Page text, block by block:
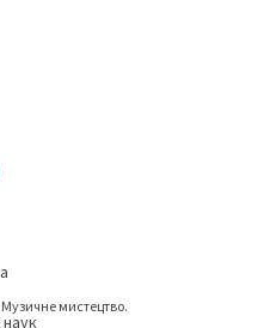
мистецтво.
наук